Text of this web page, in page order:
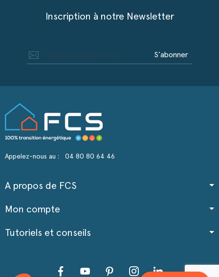
Inscription à notre Newsletter
S’abonner
Appelez-nous au : 04 80 80 64 46
A propos de FCS
Mon compte
Tutoriels et conseils
FacebookYouTube PinterestInstagramLinkedIn